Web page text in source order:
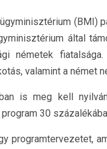
(BMI)
által
németek
valamint a német
is meg kell
30
programtervezetet,